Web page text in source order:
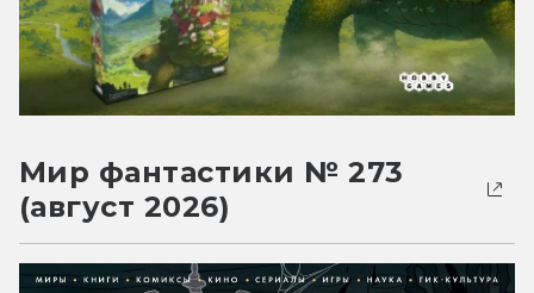
Мир фантастики № 273
(август 2026)